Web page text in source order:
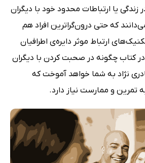
یا ارتباطات محدود خود با دیگران
که حتی درون‌گراترین افراد هم
ارتباط موثر دایره‌ی اطرافیان
کتاب چگونه در صحبت کردن با دیگران
نژاد به شما خواهد آموخت که
تمرین و ممارست نیاز دارد.